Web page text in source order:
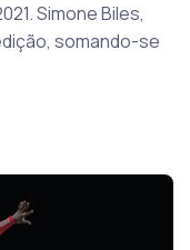
Simone Biles,
somando-se